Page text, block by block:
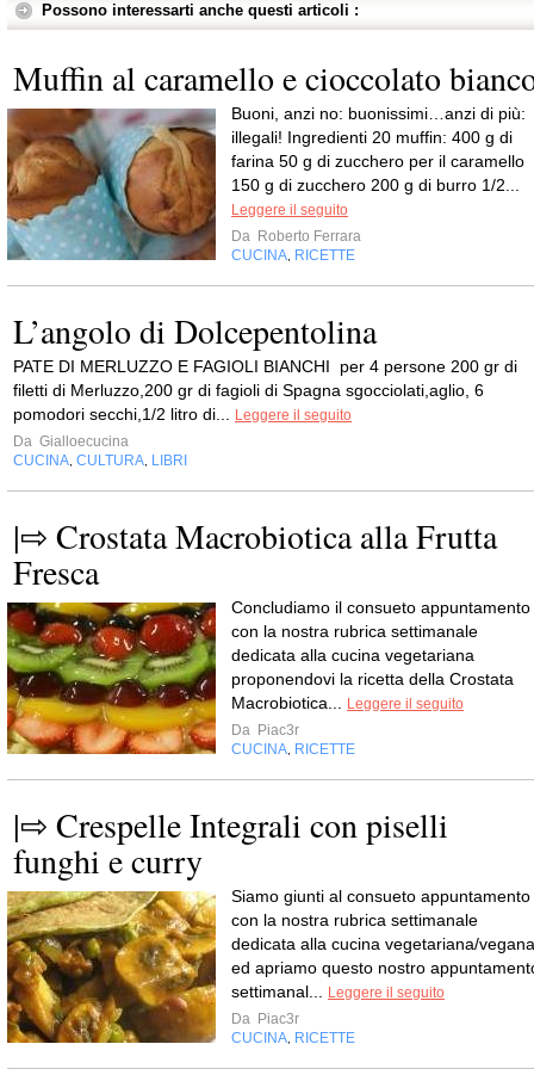
Possono interessarti anche questi articoli :
Muffin al caramello e cioccolato
Buoni, anzi no: buonissimi…anzi di più:
illegali! Ingredienti 20 muffin: 400 g di
farina 50 g di zucchero per il caramello
150 g di zucchero 200 g di burro 1/2...
Leggere il seguito
Da Roberto Ferrara
CUCINA RICETTE
L’angolo di Dolcepentolina
PATE DI MERLUZZO E FAGIOLI BIANCHI per 4 persone 200 gr di
filetti di Merluzzo,200 gr di fagioli di Spagna sgocciolati,aglio, 6
pomodori secchi,1/2 litro di...
Leggere il seguito
Da Gialloecucina
CUCINA CULTURA LIBRI
|⇨ Crostata Macrobiotica alla Frutta
Fresca
Concludiamo il consueto appuntamento
con la nostra rubrica settimanale
dedicata alla cucina vegetariana
proponendovi la ricetta della Crostata
Macrobiotica...
Leggere il seguito
Da Piac3r
CUCINA RICETTE
|⇨ Crespelle Integrali con piselli
funghi e curry
Siamo giunti al consueto appuntamento
con la nostra rubrica settimanale
dedicata alla cucina vegetariana/vegana
ed apriamo questo nostro
settimanal...
Leggere il seguito
Da Piac3r
CUCINA RICETTE